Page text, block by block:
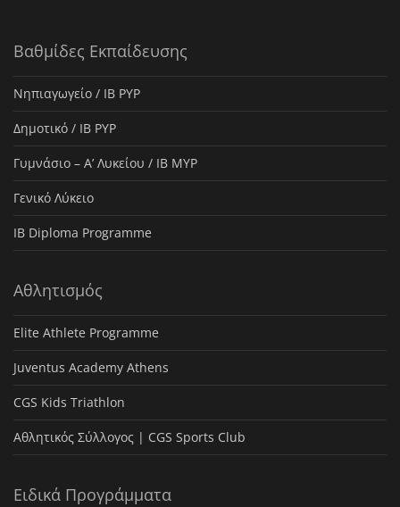
Βαθμίδες Εκπαίδευσης
Νηπιαγωγείο / IB PYP
Δημοτικό / IB PYP
Γυμνάσιο – Α’ Λυκείου / IB MYP
Γενικό Λύκειο
IB Diploma Programme
Αθλητισμός
Elite Athlete Programme
Juventus Academy Athens
CGS Kids Triathlon
Αθλητικός Σύλλογος | CGS Sports Club
Ειδικά Προγράμματα